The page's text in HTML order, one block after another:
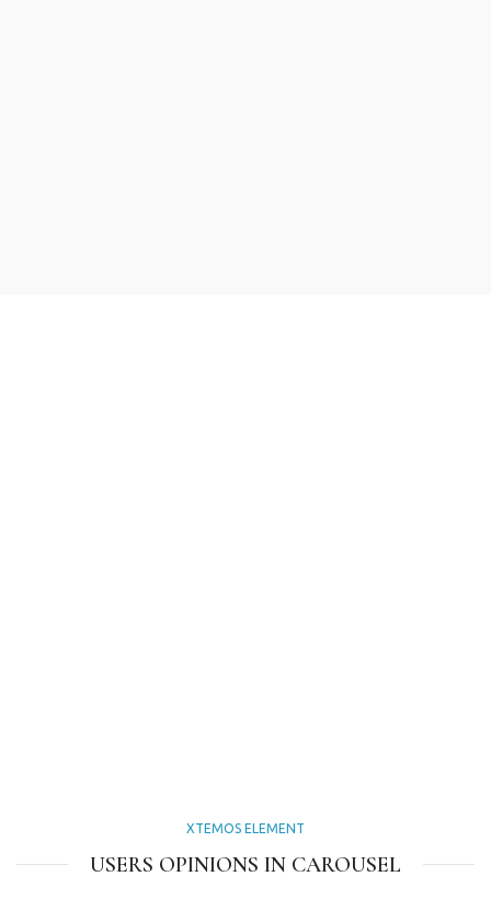
XTEMOS ELEMENT
USERS OPINIONS IN CAROUSEL